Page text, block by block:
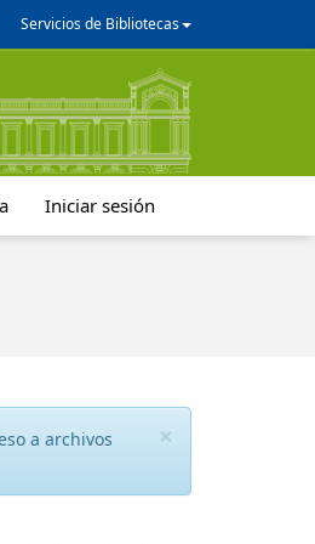
Servicios de Bibliotecas
Iniciar sesión
×
a archivos